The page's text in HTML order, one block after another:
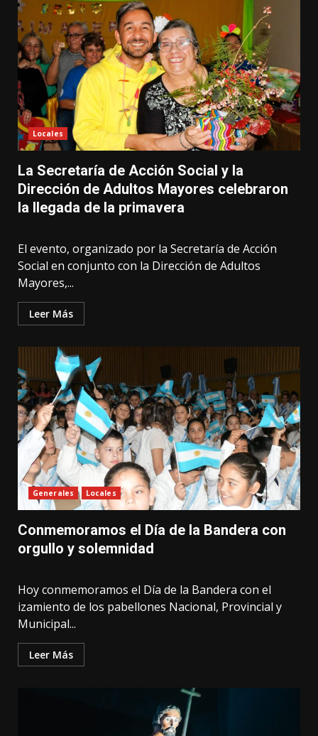
Locales
La Secretaría de Acción Social y la
Dirección de Adultos Mayores celebraron
la llegada de la primavera
El evento, organizado por la Secretaría de Acción
Social en conjunto con la Dirección de Adultos
Mayores,...
Leer Más
Generales Locales
Conmemoramos el Día de la Bandera con
orgullo y solemnidad
Hoy conmemoramos el Día de la Bandera con el
izamiento de los pabellones Nacional, Provincial y
Municipal...
Leer Más